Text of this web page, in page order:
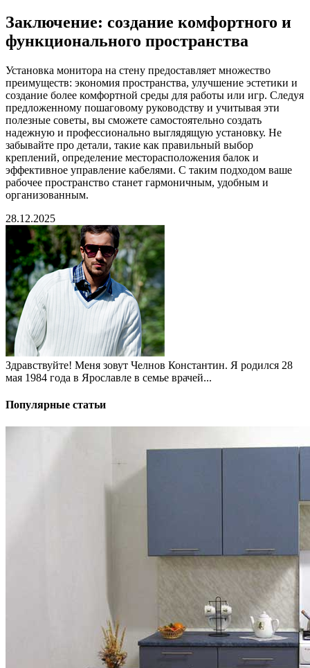
Заключение: создание комфортного и
функционального пространства
Установка монитора на стену предоставляет множество
преимуществ: экономия пространства, улучшение эстетики и
создание более комфортной среды для работы или игр. Следуя
предложенному пошаговому руководству и учитывая эти
полезные советы, вы сможете самостоятельно создать
надежную и профессионально выглядящую установку. Не
забывайте про детали, такие как правильный выбор
креплений, определение месторасположения балок и
эффективное управление кабелями. С таким подходом ваше
рабочее пространство станет гармоничным, удобным и
организованным.
28.12.2025
Здравствуйте! Меня зовут Челнов Константин. Я родился 28
мая 1984 года в Ярославле в семье врачей...
Популярные статьи